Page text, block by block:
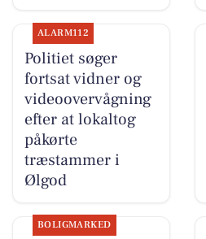
ALARM112
Politiet søger
fortsat vidner og
videoovervågning
efter at lokaltog
påkørte
træstammer i
Ølgod
BOLIGMARKED